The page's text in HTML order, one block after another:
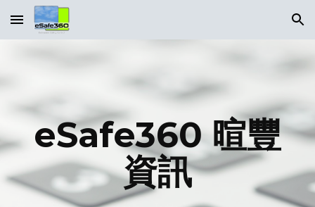
Skip to main content Skip to navigation
eSafe360 暄豐
資訊